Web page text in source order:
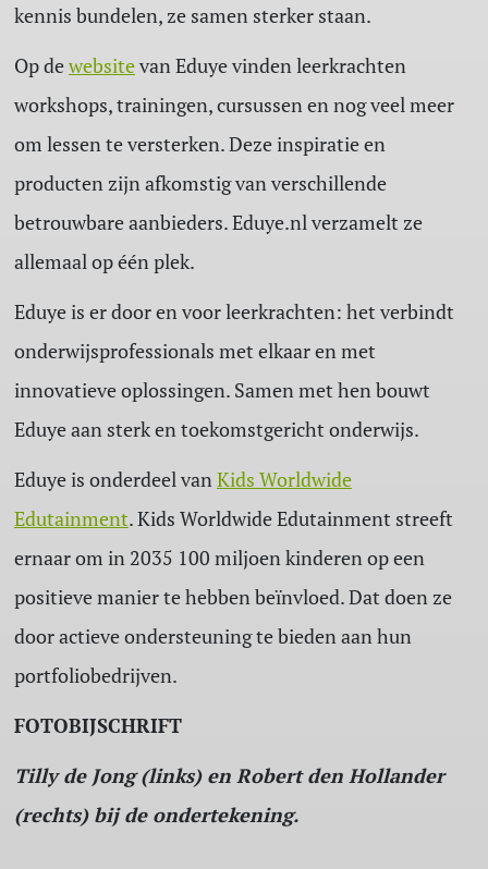
kennis bundelen, ze samen sterker staan.
Op dewebsitevan Eduye vinden leerkrachten
workshops, trainingen, cursussen en nog veel meer
om lessen te versterken. Deze inspiratie en
producten zijn afkomstig van verschillende
betrouwbare aanbieders. Eduye.nl verzamelt ze
allemaal op één plek.
Eduye is er door en voor leerkrachten: het verbindt
onderwijsprofessionals met elkaar en met
innovatieve oplossingen. Samen met hen bouwt
Eduye aan sterk en toekomstgericht onderwijs.
Eduye is onderdeel vanKids Worldwide
Edutainment. Kids Worldwide Edutainment streeft
ernaar om in 2035 100 miljoen kinderen op een
positieve manier te hebben beïnvloed. Dat doen ze
door actieve ondersteuning te bieden aan hun
portfoliobedrijven.
FOTOBIJSCHRIFT
Tilly de Jong (links) en Robert den Hollander
(rechts) bij de ondertekening.